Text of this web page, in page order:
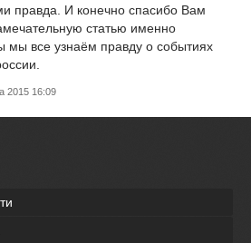
правда. И конечно спасибо Вам
статью именно
мы все узнаём правду о событиях
2015 16:09